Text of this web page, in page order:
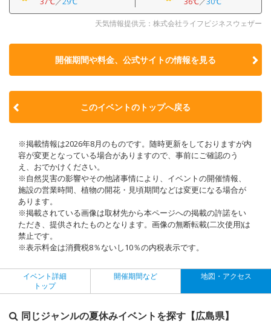
天気情報提供元：株式会社ライフビジネスウェザー
開催期間や料金、公式サイトの情報を見る
このイベントのトップへ戻る
※掲載情報は2026年8月のものです。随時更新をしておりますが内
容が変更となっている場合がありますので、事前にご確認のう
え、おでかけください。
※自然災害の影響やその他諸事情により、イベントの開催情報、
施設の営業時間、植物の開花・見頃期間などは変更になる場合が
あります。
※掲載されている画像は取材先から本ページへの掲載の許諾をい
ただき、提供されたものとなります。画像の無断転載(二次使用)は
禁止です。
※表示料金は消費税8％ないし10％の内税表示です。
イベント詳細
トップ
開催期間など 地図・アクセス
同じジャンルの夏休みイベントを探す【広島県】